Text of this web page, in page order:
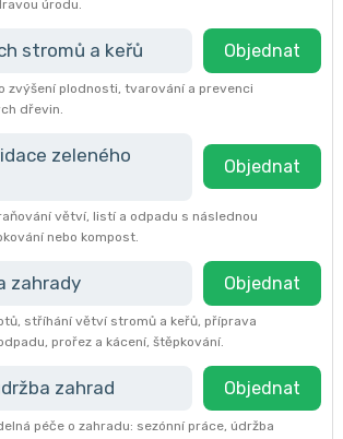
úrodu.
stromů a keřů Objednat
zvýšení plodnosti, tvarování a prevenci
dřevin.
zeleného
Objednat
větví, listí a odpadu s následnou
nebo kompost.
zahrady Objednat
stříhání větví stromů a keřů, příprava
prořez a kácení, štěpkování.
zahrad Objednat
péče o zahradu: sezónní práce, údržba